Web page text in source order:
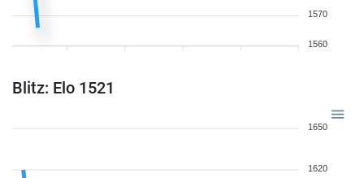
1570
1560
Blitz: Elo 1521
1650
1620